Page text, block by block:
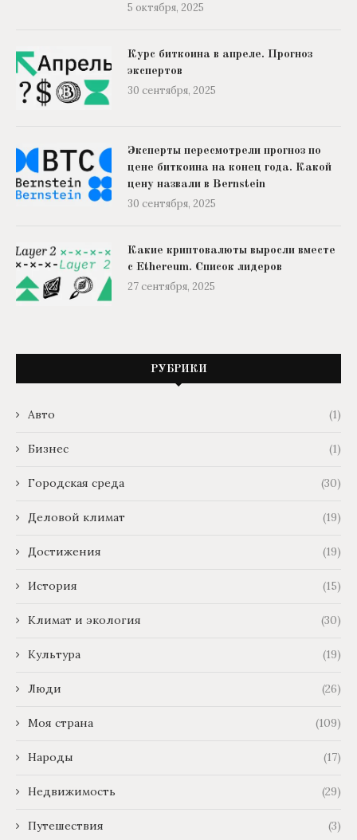
5 октября, 2025
Курс биткоина в апреле. Прогноз
экспертов
30 сентября, 2025
Эксперты пересмотрели прогноз по
цене биткоина на конец года. Какой
цену назвали в Bernstein
30 сентября, 2025
Какие криптовалюты выросли вместе
с Ethereum. Список лидеров
27 сентября, 2025
РУБРИКИ
Авто (1)
Бизнес (1)
Городская среда (30)
Деловой климат (19)
Достижения (19)
История (15)
Климат и экология (30)
Культура (19)
Люди (26)
Моя страна (109)
Народы (17)
Недвижимость (29)
Путешествия (3)